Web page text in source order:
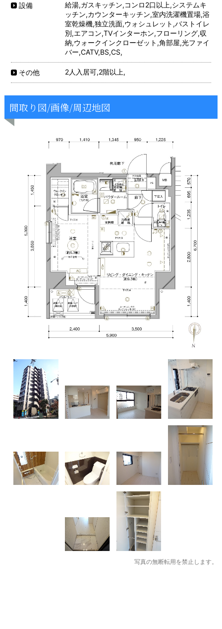
設備
給湯,ガスキッチン,コンロ2口以上,システムキ
ッチン,カウンターキッチン,室内洗濯機置場,浴
室乾燥機,独立洗面,ウォシュレット,バストイレ
別,エアコン,TVインターホン,フローリング,収
納,ウォークインクローゼット,角部屋,光ファイ
バー,CATV,BS,CS,
その他 2人入居可,2階以上,
間取り図/画像/周辺地図
写真の無断転用を禁止します。